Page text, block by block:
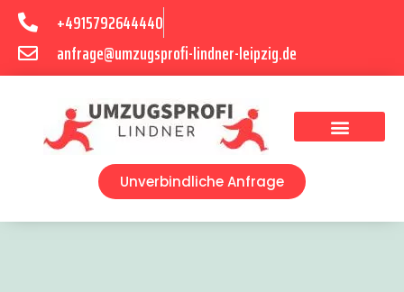
+4915792644440
anfrage@umzugsprofi-lindner-leipzig.de
Unverbindliche Anfrage